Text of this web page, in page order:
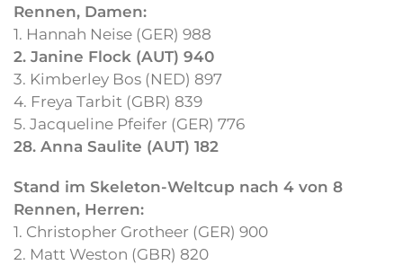
Rennen, Damen:
1. Hannah Neise (GER) 988
2. Janine Flock (AUT) 940
3. Kimberley Bos (NED) 897
4. Freya Tarbit (GBR) 839
5. Jacqueline Pfeifer (GER) 776
28. Anna Saulite (AUT) 182
Stand im Skeleton-Weltcup nach 4 von 8
Rennen, Herren:
1. Christopher Grotheer (GER) 900
2. Matt Weston (GBR) 820